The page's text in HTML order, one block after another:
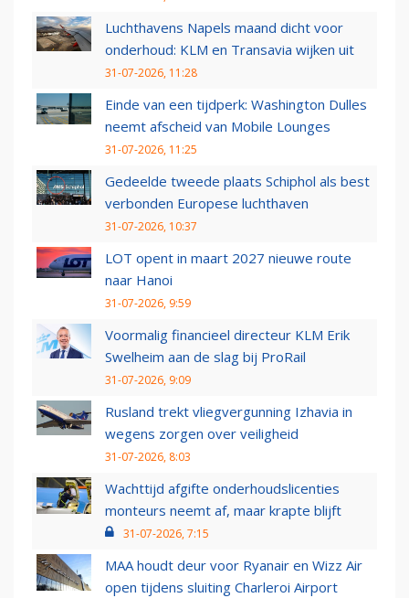
Luchthavens Napels maand dicht voor
onderhoud: KLM en Transavia wijken uit
31-07-2026, 11:28
Einde van een tijdperk: Washington Dulles
neemt afscheid van Mobile Lounges
31-07-2026, 11:25
Gedeelde tweede plaats Schiphol als best
verbonden Europese luchthaven
31-07-2026, 10:37
LOT opent in maart 2027 nieuwe route
naar Hanoi
31-07-2026, 9:59
Voormalig financieel directeur KLM Erik
Swelheim aan de slag bij ProRail
31-07-2026, 9:09
Rusland trekt vliegvergunning Izhavia in
wegens zorgen over veiligheid
31-07-2026, 8:03
Wachttijd afgifte onderhoudslicenties
monteurs neemt af, maar krapte blijft
31-07-2026, 7:15
MAA houdt deur voor Ryanair en Wizz Air
open tijdens sluiting Charleroi Airport